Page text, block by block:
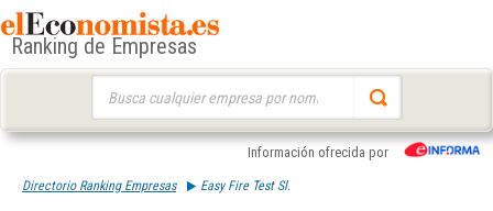
Ranking de Empresas
Información ofrecida por
Directorio Ranking Empresas Easy Fire Test Sl.